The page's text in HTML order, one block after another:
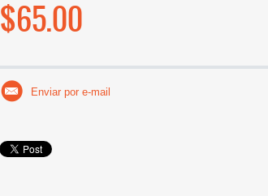
$65.00
Enviar por e-mail